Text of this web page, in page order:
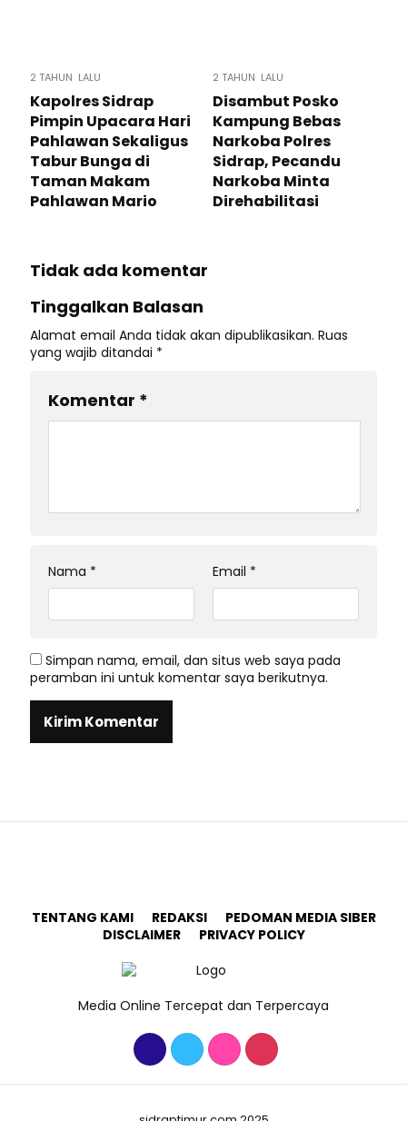
2 TAHUN LALU
Kapolres Sidrap
Pimpin Upacara Hari
Pahlawan Sekaligus
Tabur Bunga di
Taman Makam
Pahlawan Mario
2 TAHUN LALU
Disambut Posko
Kampung Bebas
Narkoba Polres
Sidrap, Pecandu
Narkoba Minta
Direhabilitasi
Tidak ada komentar
Tinggalkan Balasan
Alamat email Anda tidak akan dipublikasikan. Ruas
yang wajib ditandai *
Komentar *
Nama * Email *
Simpan nama, email, dan situs web saya pada
peramban ini untuk komentar saya berikutnya.
TENTANG KAMI REDAKSI
PEDOMAN MEDIA SIBER
DISCLAIMER
PRIVACY POLICY
Media Online Tercepat dan Terpercaya